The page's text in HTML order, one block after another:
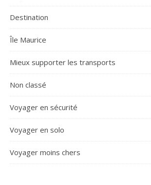
Destination
Île Maurice
Mieux supporter les transports
Non classé
Voyager en sécurité
Voyager en solo
Voyager moins chers